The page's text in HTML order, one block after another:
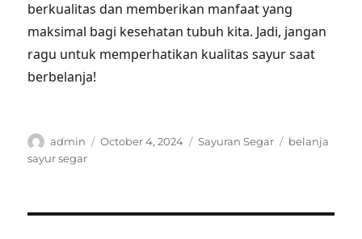
berkualitas dan memberikan manfaat yang
maksimal bagi kesehatan tubuh kita. Jadi, jangan
ragu untuk memperhatikan kualitas sayur saat
berbelanja!
Author
admin
Posted
October 4, 2024 Categories
Sayuran Segar Tags
belanja
sayur segar